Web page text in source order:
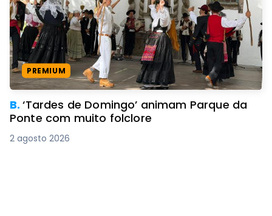
PREMIUM
B.‘Tardes de Domingo’ animam Parque da
Ponte com muito folclore
2 agosto 2026